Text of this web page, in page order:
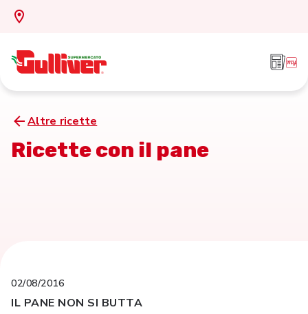
Altre ricette
Ricette con il pane
02/08/2016
IL PANE NON SI BUTTA